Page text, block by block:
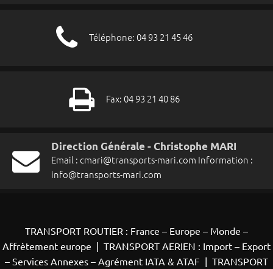
Téléphone: 04 93 21 45 46
Fax: 04 93 21 40 86
Direction Générale - Christophe MARI
Email : cmari@transports-mari.com Information :
info@transports-mari.com
TRANSPORT ROUTIER : France – Europe – Monde –
Affrètement europe
TRANSPORT AERIEN : Import – Export
– Services Annexes – Agrément IATA & ATAF
TRANSPORT